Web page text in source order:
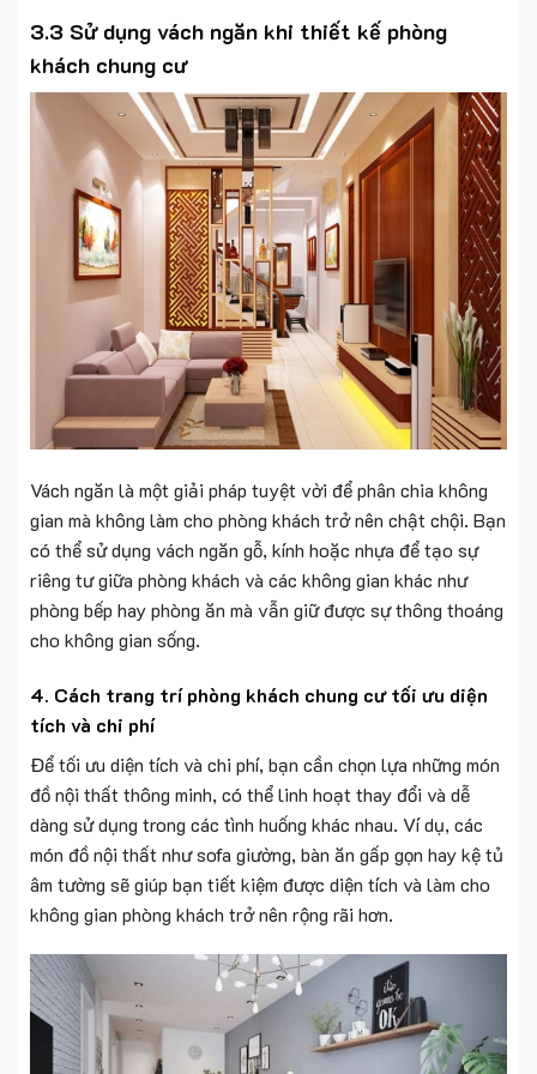
3.3 Sử dụng vách ngăn khi thiết kế phòng
khách chung cư
Vách ngăn là một giải pháp tuyệt vời để phân chia không
gian mà không làm cho phòng khách trở nên chật chội. Bạn
có thể sử dụng vách ngăn gỗ, kính hoặc nhựa để tạo sự
riêng tư giữa phòng khách và các không gian khác như
phòng bếp hay phòng ăn mà vẫn giữ được sự thông thoáng
cho không gian sống.
4. Cách trang trí phòng khách chung cư tối ưu diện
tích và chi phí
Để tối ưu diện tích và chi phí, bạn cần chọn lựa những món
đồ nội thất thông minh, có thể linh hoạt thay đổi và dễ
dàng sử dụng trong các tình huống khác nhau. Ví dụ, các
món đồ nội thất như sofa giường, bàn ăn gấp gọn hay kệ tủ
âm tường sẽ giúp bạn tiết kiệm được diện tích và làm cho
không gian phòng khách trở nên rộng rãi hơn.